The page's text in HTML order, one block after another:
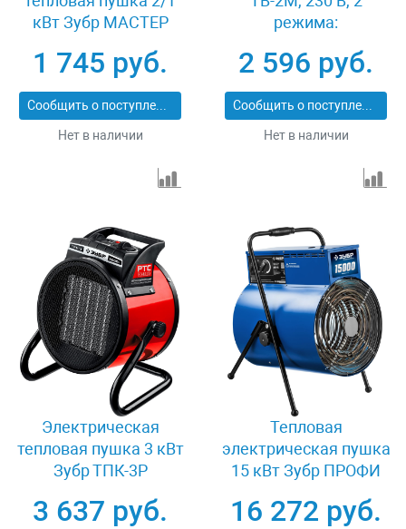
кВт Зубр МАСТЕР
2000
1 745 руб.
Сообщить о поступлении
Нет в наличии
режима:
Сибртех 96436
2 596 руб.
Сообщить о поступлении
Нет в наличии
Электрическая
тепловая пушка 3 кВт
Зубр ТПК-3Р
3 637 руб.
Тепловая
электрическая пушка
15 кВт Зубр ПРОФИ
16 272 руб.